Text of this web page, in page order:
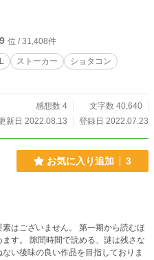
視えていた。 規格外の力を
除けば……いや、その部分のせいでど
が超強い神様であることにはかわりな
会っ
いくルイン。 気づいたら国
さらに敵国のはずの隣国の王太子がル
な方はご注意を。 エッチなシ
位 / 31,408件
ストーカー
ショタコン
感想数 4
文字数 40,640
新日 2022.08.13
登録日 2022.07.23
お気に入り追加 3
ません。 第一期から読むほ
ます。 隙間時間で読める、謎は残さな
い後味の良い作品を目指しておりま